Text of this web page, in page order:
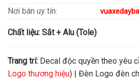
Nơi bán uy tín:
Chất liệu: Sắt + Alu (Tole)
Trang trí: Decal độc quyền theo yêu
Logo thương hiệu) | Đèn Logo đèn